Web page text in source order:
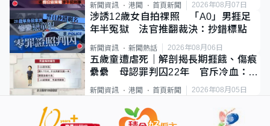
新聞資訊 港聞 首頁新聞 2026年08月07日
涉誘12歲女自拍祼照 「A0」男捱足
年半冤獄 法官推翻裁決：抄錯標點
新聞資訊 新聞熱話 2026年08月06日
五歲童遭虐死｜解剖揭長期捱餓、傷痕
纍纍 母認罪判囚22年 官斥冷血：同
類案最惡劣
新聞資訊 港聞 首頁新聞 2026年08月05日